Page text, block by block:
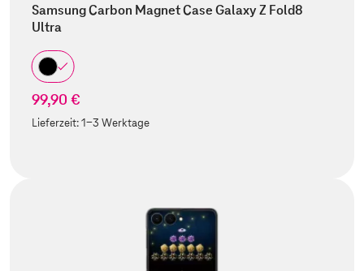
Samsung Carbon Magnet Case Galaxy Z Fold8
Ultra
99,90 €
Lieferzeit:1-3 Werktage